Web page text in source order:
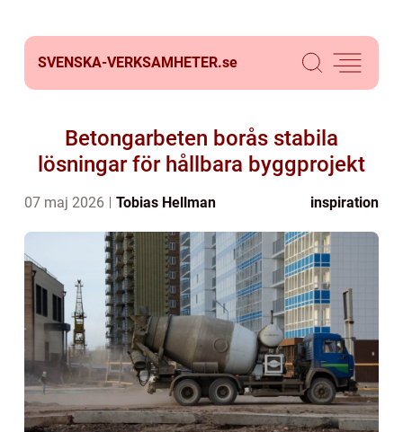
SVENSKA-VERKSAMHETER.se
Betongarbeten borås stabila
lösningar för hållbara byggprojekt
07 maj 2026 Tobias Hellman inspiration